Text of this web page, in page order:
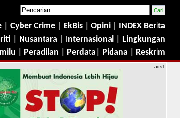
Cyber Crime EkBis Opini
INDEX Berita
Nusantara Internasional
Lingkungan
Peradilan Perdata Pidana Reskrim
ads1